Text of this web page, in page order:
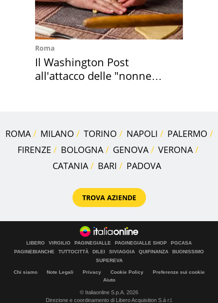
Roma
Il Washington Post
all'attacco delle "nonne
ROMA MILANO TORINO NAPOLI
PALERMO
FIRENZE
BOLOGNA GENOVA
VERONA
CATANIA
BARI PADOVA
TROVA AZIENDE
LIBERO VIRGILIO PAGINEGIALLE PAGINEGIALLE SHOP
PGCASA
PAGINEBIANCHE
TUTTOCITTÀ DILEI SIVIAGGIA QUIFINANZA
BUONISSIMO
SUPEREVA
Chi siamo Note Legali Privacy Cookie Policy
Preferenze sui cookie
Aiuto
© Italiaonline S.p.A. 2026
Direzione e coordinamento di Libero Acquisition S.á r.l.